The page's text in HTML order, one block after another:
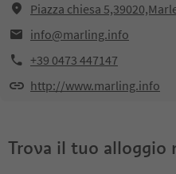
Piazza chiesa
info@marling.info
+39 0473 447147
http://www.marling.info
Trova il tuo alloggio